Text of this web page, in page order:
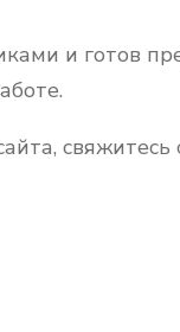
и готов